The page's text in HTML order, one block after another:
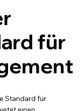
für
Standard für